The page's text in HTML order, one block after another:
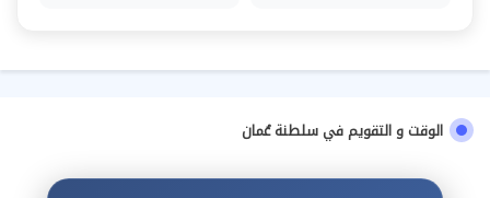
الوقت و التقويم في سلطنة عُمان